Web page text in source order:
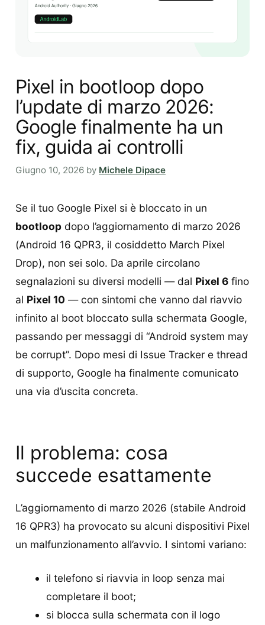
Pixel in bootloop dopo
l’update di marzo 2026:
Google finalmente ha un
fix, guida ai controlli
Giugno 10, 2026 by Michele Dipace
Se il tuo Google Pixel si è bloccato in un
bootloop dopo l’aggiornamento di marzo 2026
(Android 16 QPR3, il cosiddetto March Pixel
Drop), non sei solo. Da aprile circolano
segnalazioni su diversi modelli — dal Pixel 6 fino
al Pixel 10 — con sintomi che vanno dal riavvio
infinito al boot bloccato sulla schermata Google,
passando per messaggi di “Android system may
be corrupt”. Dopo mesi di Issue Tracker e thread
di supporto, Google ha finalmente comunicato
una via d’uscita concreta.
Il problema: cosa
succede esattamente
L’aggiornamento di marzo 2026 (stabile Android
16 QPR3) ha provocato su alcuni dispositivi Pixel
un malfunzionamento all’avvio. I sintomi variano:
il telefono si riavvia in loop senza mai
completare il boot;
si blocca sulla schermata con il logo